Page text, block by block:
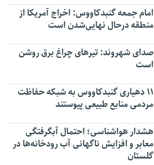
امام جمعه گنبدکاووس: اخراج آمریکا از
منطقه درحال نهایی‌شدن است
صدای شهروند: تیرهای چراغ برق روشن
است
۱۱ دهیاری گنبدکاووس به شبکه حفاظت
مردمی منابع طبیعی پیوستند
هشدار هواشناسی؛ احتمال آبگرفتگی
معابر و افزایش ناگهانی آب رودخانه‌ها در
گلستان